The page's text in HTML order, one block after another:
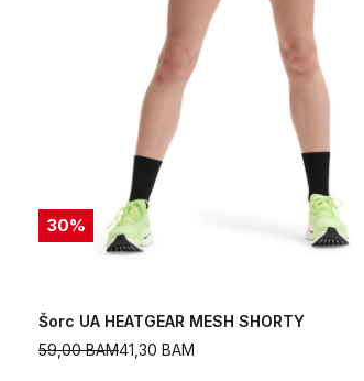
30%
Šorc UA HEATGEAR MESH SHORTY
41,30 BAM
59,00BAM